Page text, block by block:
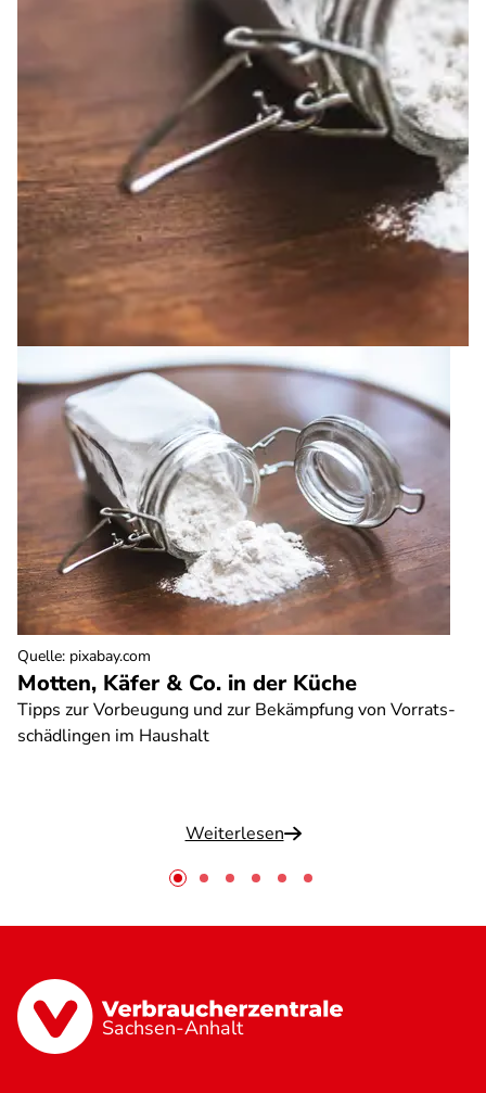
Motten, Käfer & Co. in der Küche
Tipps zur Vorbeugung und zur Bekämpfung von Vorrats-
schädlingen im Haushalt
Weiterlesen
Quelle: pixabay.com
Sachsen-Anhalt